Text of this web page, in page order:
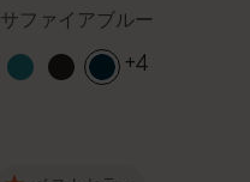
サファイアブルー
+4